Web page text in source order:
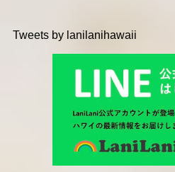
Tweets by lanilanihawaii